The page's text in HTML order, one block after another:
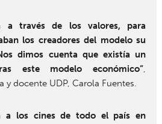
a través de los valores, para
los creadores del modelo su
dimos cuenta que existía un
este modelo económico”,
y docente UDP, Carola Fuentes.
a los cines de todo el país en